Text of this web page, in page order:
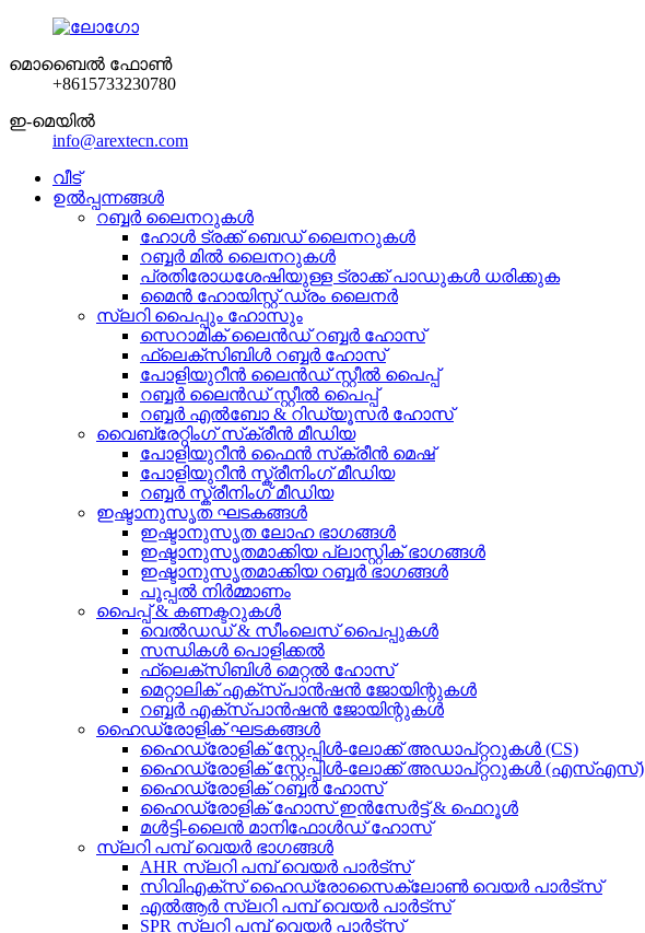
മൊബൈൽ ഫോൺ
+8615733230780
ഇ-മെയിൽ
info@arextecn.com
വീട്
ഉൽപ്പന്നങ്ങൾ
റബ്ബർ ലൈനറുകൾ
ഹോൾ ട്രക്ക് ബെഡ് ലൈനറുകൾ
റബ്ബർ മിൽ ലൈനറുകൾ
പ്രതിരോധശേഷിയുള്ള ട്രാക്ക് പാഡുകൾ ധരിക്കുക
മൈൻ ഹോയിസ്റ്റ് ഡ്രം ലൈനർ
സ്ലറി പൈപ്പും ഹോസും
സെറാമിക് ലൈൻഡ് റബ്ബർ ഹോസ്
ഫ്ലെക്സിബിൾ റബ്ബർ ഹോസ്
പോളിയുറീൻ ലൈൻഡ് സ്റ്റീൽ പൈപ്പ്
റബ്ബർ ലൈൻഡ് സ്റ്റീൽ പൈപ്പ്
റബ്ബർ എൽബോ & റിഡ്യൂസർ ഹോസ്
വൈബ്രേറ്റിംഗ് സ്‌ക്രീൻ മീഡിയ
പോളിയുറീൻ ഫൈൻ സ്‌ക്രീൻ മെഷ്
പോളിയുറീൻ സ്ക്രീനിംഗ് മീഡിയ
റബ്ബർ സ്ക്രീനിംഗ് മീഡിയ
ഇഷ്ടാനുസൃത ഘടകങ്ങൾ
ഇഷ്ടാനുസൃത ലോഹ ഭാഗങ്ങൾ
ഇഷ്ടാനുസൃതമാക്കിയ പ്ലാസ്റ്റിക് ഭാഗങ്ങൾ
ഇഷ്ടാനുസൃതമാക്കിയ റബ്ബർ ഭാഗങ്ങൾ
പൂപ്പൽ നിർമ്മാണം
പൈപ്പ് & കണക്ടറുകൾ
വെൽഡഡ് & സീംലെസ് പൈപ്പുകൾ
സന്ധികൾ പൊളിക്കൽ
ഫ്ലെക്സിബിൾ മെറ്റൽ ഹോസ്
മെറ്റാലിക് എക്സ്പാൻഷൻ ജോയിന്റുകൾ
റബ്ബർ എക്സ്പാൻഷൻ ജോയിന്റുകൾ
ഹൈഡ്രോളിക് ഘടകങ്ങൾ
ഹൈഡ്രോളിക് സ്റ്റേപ്പിൾ-ലോക്ക് അഡാപ്റ്ററുകൾ (CS)
ഹൈഡ്രോളിക് സ്റ്റേപ്പിൾ-ലോക്ക് അഡാപ്റ്ററുകൾ (എസ്എസ്)
ഹൈഡ്രോളിക് റബ്ബർ ഹോസ്
ഹൈഡ്രോളിക് ഹോസ് ഇൻസേർട്ട് & ഫെറൂൾ
മൾട്ടി-ലൈൻ മാനിഫോൾഡ് ഹോസ്
സ്ലറി പമ്പ് വെയർ ഭാഗങ്ങൾ
AHR സ്ലറി പമ്പ് വെയർ പാർട്സ്
സിവിഎക്സ് ഹൈഡ്രോസൈക്ലോൺ വെയർ പാർട്സ്
എൽആർ സ്ലറി പമ്പ് വെയർ പാർട്സ്
SPR സ്ലറി പമ്പ് വെയർ പാർട്സ്